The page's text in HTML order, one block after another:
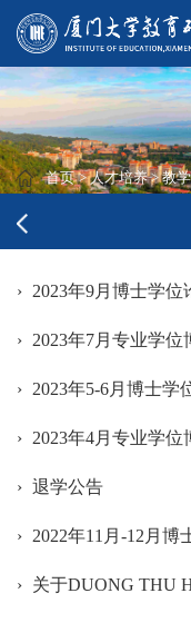
首页 > 人才培养 > 教
2023年9月博士学位
2023年7月专业学
2023年5-6月博士学
2023年4月专业学
退学公告
2022年11月-12月博士
关于DUONG THU